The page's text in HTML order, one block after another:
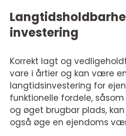
investering
Korrekt lagt og
vare i årtier og kan være
langtidsinvestering for
funktionelle fordele,
og øget brugbar plads,
også øge en ejendoms